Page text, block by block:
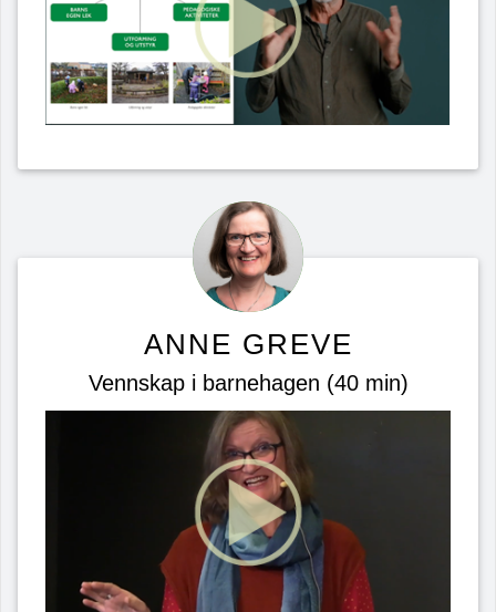
ANNE GREVE
Vennskap i barnehagen (40 min)